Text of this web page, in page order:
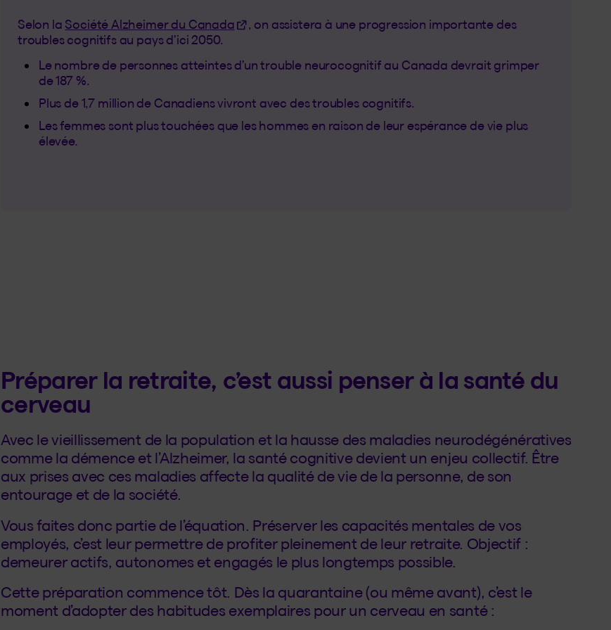
Selon la Société Alzheimer du Canada(Cet hyperlien s'ouvrira dans un nouvel onglet)
, on assistera à une progression importante des
troubles cognitifs au pays d’ici 2050.
Le nombre de personnes atteintes d’un trouble neurocognitif au Canada devrait grimper
de 187 %.
Plus de 1,7 million de Canadiens vivront avec des troubles cognitifs.
Les femmes sont plus touchées que les hommes en raison de leur espérance de vie plus
élevée.
Préparer la retraite, c’est aussi penser à la santé du
cerveau
Avec le vieillissement de la population et la hausse des maladies neurodégénératives
comme la démence et l’Alzheimer, la santé cognitive devient un enjeu collectif. Être
aux prises avec ces maladies affecte la qualité de vie de la personne, de son
entourage et de la société.
Vous faites donc partie de l’équation. Préserver les capacités mentales de vos
employés, c’est leur permettre de profiter pleinement de leur retraite. Objectif :
demeurer actifs, autonomes et engagés le plus longtemps possible.
Cette préparation commence tôt. Dès la quarantaine (ou même avant), c’est le
moment d’adopter des habitudes exemplaires pour un cerveau en santé :